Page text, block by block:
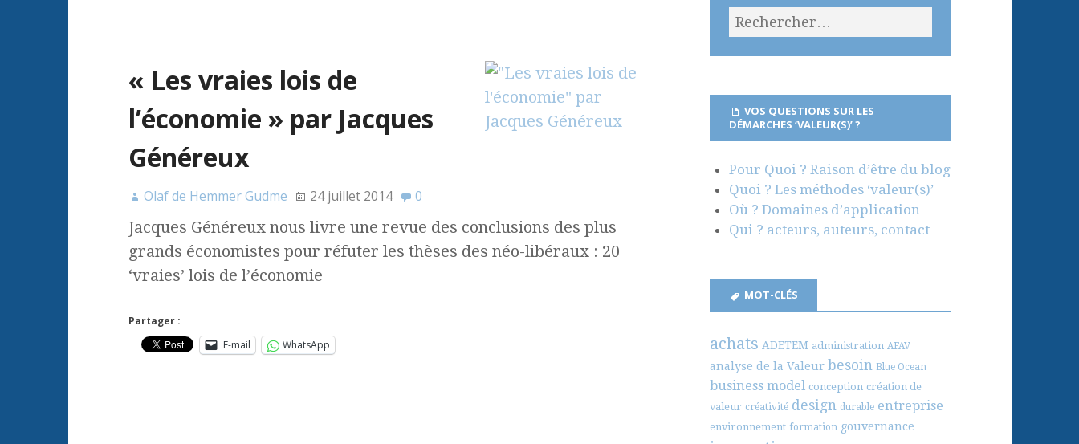
« Les vraies lois de
l’économie » par Jacques
Généreux
Olaf de Hemmer Gudme 24 juillet 2014 0
Jacques Généreux nous livre une revue des conclusions des plus
grands économistes pour réfuter les thèses des néo-libéraux : 20
‘vraies’ lois de l’économie
Partager :
E-mail
WhatsApp
VOS QUESTIONS SUR LES
DÉMARCHES ‘VALEUR(S)’ ?
Pour Quoi ? Raison d’être du blog
Quoi ? Les méthodes ‘valeur(s)’
Où ? Domaines d’application
Qui ? acteurs, auteurs, contact
MOT-CLÉS
achats ADETEM administration AFAV
analyse de la Valeur besoin Blue Ocean
business model conception création de
valeur créativité design durable entreprise
environnement formation gouvernance